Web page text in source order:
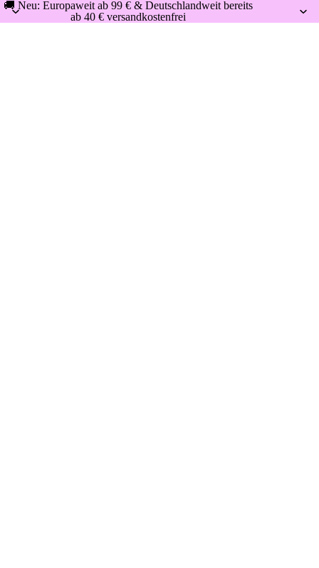
🚚 Neu: Europaweit ab 99 € & Deutschlandweit bereits
ab 40 € versandkostenfrei